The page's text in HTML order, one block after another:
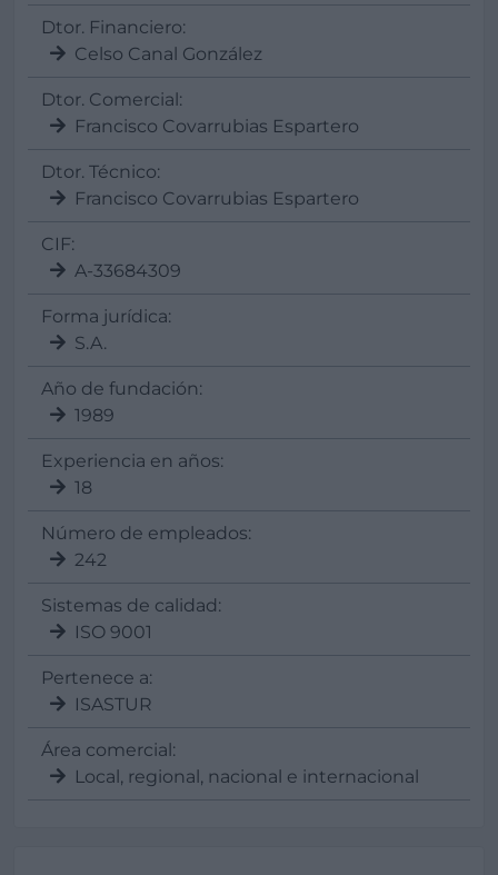
Dtor. Financiero:
Celso Canal González
Dtor. Comercial:
Francisco Covarrubias Espartero
Dtor. Técnico:
Francisco Covarrubias Espartero
CIF:
A-33684309
Forma jurídica:
S.A.
Año de fundación:
1989
Experiencia en años:
18
Número de empleados:
242
Sistemas de calidad:
ISO 9001
Pertenece a:
ISASTUR
Área comercial:
Local, regional, nacional e internacional